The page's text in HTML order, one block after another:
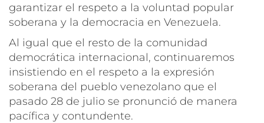
garantizar el respeto a la voluntad popular
soberana y la democracia en Venezuela.
Al igual que el resto de la comunidad
democrática internacional, continuaremos
insistiendo en el respeto a la expresión
soberana del pueblo venezolano que el
pasado 28 de julio se pronunció de manera
pacífica y contundente.